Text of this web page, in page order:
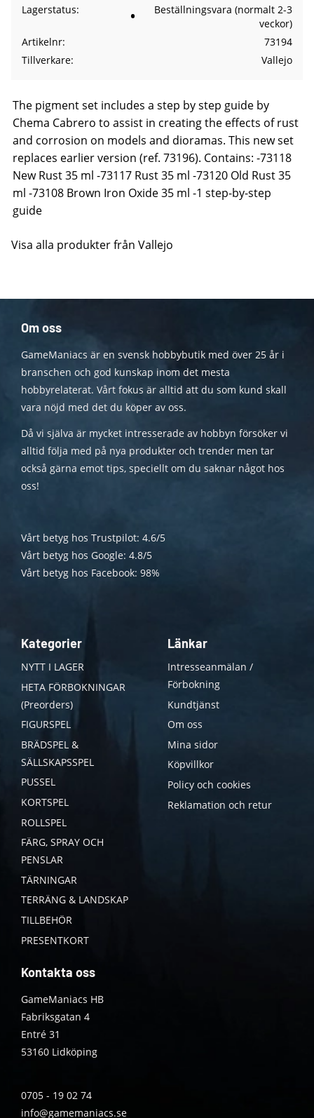
Lagerstatus
Beställningsvara (normalt 2-3
veckor)
Artikelnr
73194
Tillverkare
Vallejo
The pigment set includes a step by step guide by
Chema Cabrero to assist in creating the effects of rust
and corrosion on models and dioramas. This new set
replaces earlier version (ref. 73196). Contains: -73118
New Rust 35 ml -73117 Rust 35 ml -73120 Old Rust 35
ml -73108 Brown Iron Oxide 35 ml -1 step-by-step
guide
Visa alla produkter från Vallejo
Om oss
GameManiacs är en svensk hobbybutik med över 25 år i
branschen och god kunskap inom det mesta
hobbyrelaterat. Vårt fokus är alltid att du som kund skall
vara nöjd med det du köper av oss.
Då vi själva är mycket intresserade av hobbyn försöker vi
alltid följa med på nya produkter och trender men tar
också gärna emot tips, speciellt om du saknar något hos
oss!
Vårt betyg hos Trustpilot: 4.6/5
Vårt betyg hos Google: 4.8/5
Vårt betyg hos Facebook: 98%
Kategorier
NYTT I LAGER
HETA FÖRBOKNINGAR
(Preorders)
FIGURSPEL
BRÄDSPEL &
SÄLLSKAPSSPEL
PUSSEL
KORTSPEL
ROLLSPEL
FÄRG, SPRAY OCH
PENSLAR
TÄRNINGAR
TERRÄNG & LANDSKAP
TILLBEHÖR
PRESENTKORT
Länkar
Intresseanmälan /
Förbokning
Kundtjänst
Om oss
Mina sidor
Köpvillkor
Policy och cookies
Reklamation och retur
Kontakta oss
GameManiacs HB
Fabriksgatan 4
Entré 31
53160 Lidköping
0705 - 19 02 74
info@gamemaniacs.se